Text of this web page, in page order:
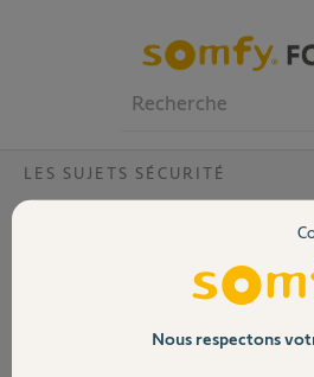
Volet
LES SUJETS SÉCURITÉ
coque télécommande
Bonjour, je voulais savoir s'il existait des
télécommandes 4 touches pour alarme
Nous respectons